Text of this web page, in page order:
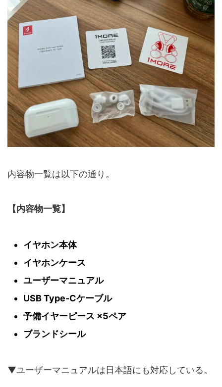
内容物一覧は以下の通り。
【内容物一覧】
イヤホン本体
イヤホンケース
ユーザーマニュアル
USB Type-Cケーブル
予備イヤーピース ×5ペア
ブランドシール
▼ユーザーマニュアルは日本語にも対応している。